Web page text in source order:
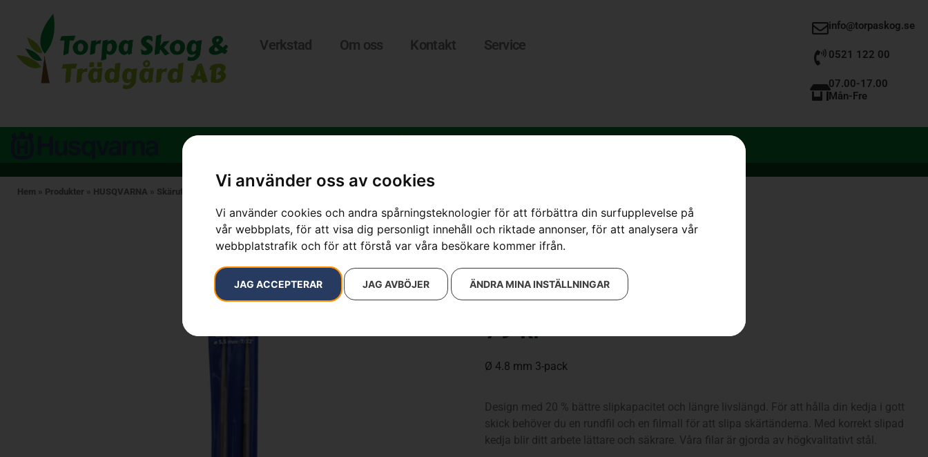
Vi använder oss av cookies
Vi använder cookies och andra spårningsteknologier för att förbättra din surfupplevelse på
vår webbplats, för att visa dig personligt innehåll och riktade annonser, för att analysera vår
webbplatstrafik och för att förstå var våra besökare kommer ifrån.
JAG ACCEPTERAR JAG AVBÖJER ÄNDRA MINA INSTÄLLNINGAR
Verkstad Om oss Kontakt Service
info@torpaskog.se
0521 122 00
07.00-17.00
Mån-Fre
Hem » Produkter » HUSQVARNA » Skärutrustning
Rundfil Intensive Cut
Kategorier:
Filutrustning
HUSQVARNA
Varumärke:Husqvarna
79kr
Ø 4.8 mm 3-pack
Design med 20 % bättre slipkapacitet och längre livslängd. För att hålla din kedja i gott
skick behöver du en rundfil och en filmall för att slipa skärtänderna. Med korrekt slipad
kedja blir ditt arbete lättare och säkrare. Våra filar är gjorda av högkvalitativt stål.